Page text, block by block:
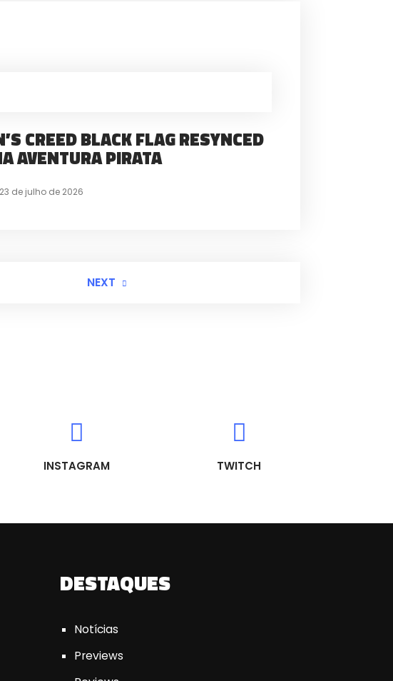
CREED BLACK FLAG RESYNCED
AVENTURA PIRATA
23 de julho de 2026
NEXT
INSTAGRAM TWITCH
DESTAQUES
Notícias
Previews